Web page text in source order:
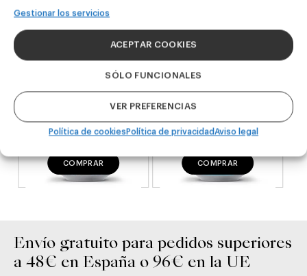
Gestionar los servicios
ACEPTAR COOKIES
SÓLO FUNCIONALES
VER PREFERENCIAS
Política de cookiesPolítica de privacidadAviso legal
24,00€
COMPRAR COMPRAR
Envío gratuito para pedidos superiores
a 48€ en España o 96€ en la UE